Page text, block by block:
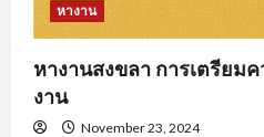
หางาน
หางานสงขลา การเตรียม
งาน
November 23, 2024